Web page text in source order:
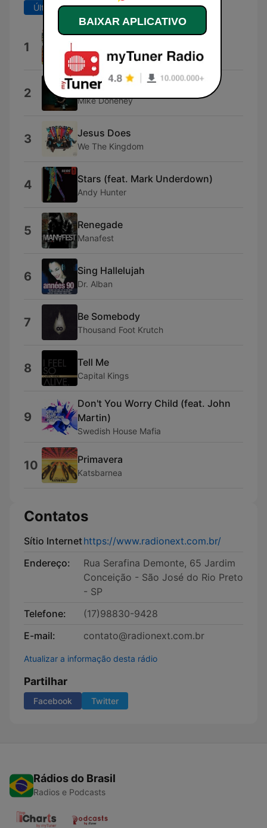
Últimos 7 dias Últimos 30 dias
1 Stevão
2 All Together
Mike Donehey
3 Jesus Does
We The Kingdom
4 Stars (feat. Mark Underdown)
Andy Hunter
5 Renegade
Manafest
6 Sing Hallelujah
Dr. Alban
7 Be Somebody
Thousand Foot Krutch
8 Tell Me
Capital Kings
9
Don't You Worry Child (feat. John
Martin)
Swedish House Mafia
10 Primavera
Katsbarnea
Contatos
Sítio Internethttps://www.radionext.com.br/
Endereço:
Rua Serafina Demonte, 65 Jardim
Conceição - São José do Rio Preto
- SP
Telefone:
(17)98830-9428
E-mail:
contato@radionext.com.br
Atualizar a informação desta rádio
Partilhar
Facebook Twitter
Rádios do Brasil
Radios e Podcasts
BAIXAR APLICATIVO